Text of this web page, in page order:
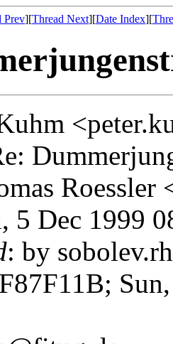
Prev][Thread Next][Date Index][
Roessler
5 Dec 1999
: by